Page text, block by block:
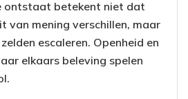
ontstaat betekent niet dat
van mening verschillen, maar
escaleren. Openheid en
elkaars beleving spelen